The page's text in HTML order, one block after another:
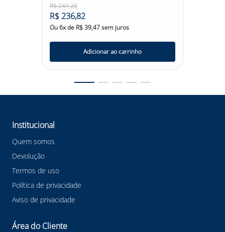
R$249,28
R$236,82
Ou6x de R$39,47sem juros
Adicionar ao carrinho
Institucional
Quem somos
Devolução
Termos de uso
Política de privacidade
Aviso de privacidade
Área do Cliente